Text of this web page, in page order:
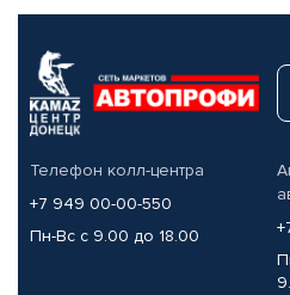
Телефон колл-центра
+7 949 00-00-550
Пн-Вс с 9.00 до 18.00